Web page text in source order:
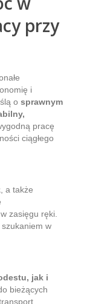
przy
i
o sprawnym
pracę
ciągłego
, a także
zasięgu ręki.
szukaniem w
jak i
bieżących